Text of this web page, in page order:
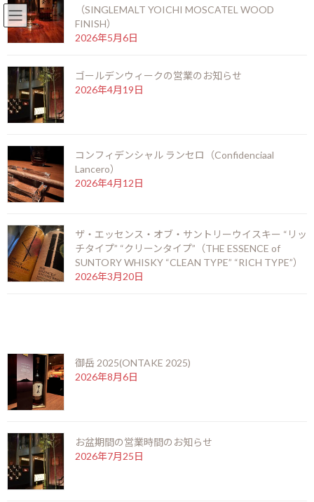
北新地店 06-6346-3377 English
コ
ン
ツ
へ
ッ
プ
ナ
ー
シ
ョ
移
動
お知らせ
HOME
お知らせ
アップマン マグナム48 エディシオンリミターダ2009
アップマン マグナム48 エディ
シオンリミターダ2009
2014年10月4日
最
終
更
2014年10月4日 kamei
り、上品で洗練された味わいに仕上がっています。
「48」という数字は、リングゲージを表していて、短いながらも
比較的太さはあります。ミディアムボディな味わいで、短くなる最
喫煙時間は 40分程で、重宝するサイズではないでしょうか。シガ
ーファンの間でも、評価が高く人気のシガーです。
（SINGLEMALT YOICHI MOSCATEL WOOD
FINISH）
2026年5月6日
ゴールデンウィークの営業のお知らせ
2026年4月19日
コンフィデンシャル ランセロ（Confidenciaal
Lancero）
2026年4月12日
ザ・エッセンス・オブ・サントリーウイスキー “リッ
チタイプ” “クリーンタイプ”（THE ESSENCE of
SUNTORY WHISKY “CLEAN TYPE” “RICH TYPE”）
2026年3月20日
御岳 2025(ONTAKE 2025)
2026年8月6日
お盆期間の営業時間のお知らせ
2026年7月25日